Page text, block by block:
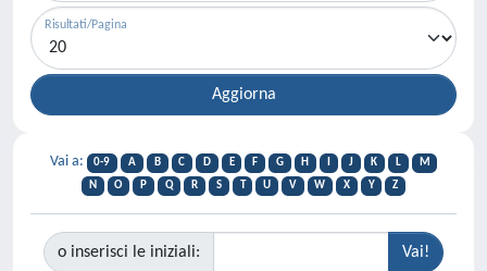
Risultati/Pagina
Vai a: 0-9 A B C D E F G H J K L
M
N
O P Q R S T U V W X Y Z
o inserisci le iniziali: